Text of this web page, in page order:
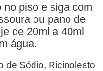
no piso e siga com
ou pano de
de 20ml a 40ml
água.
de Sódio, Ricinoleato